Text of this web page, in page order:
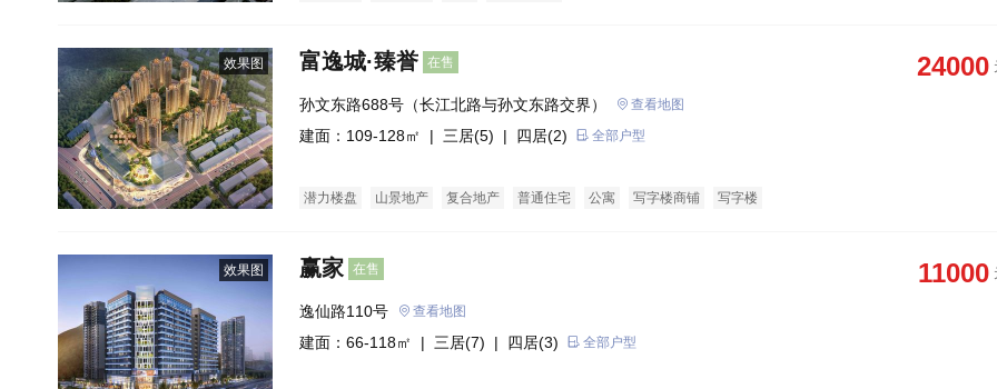
效果图 富逸城·臻誉 在售 24000
孙文东路688号（长江北路与孙文东路交界） 查看地图
建面：109-128㎡ | 三居(5) | 四居(2) 全部户型
潜力楼盘 山景地产 复合地产 普通住宅 公寓 写字楼商铺 写字楼
效果图 赢家 在售 11000
逸仙路110号 查看地图
建面：66-118㎡ | 三居(7) | 四居(3) 全部户型